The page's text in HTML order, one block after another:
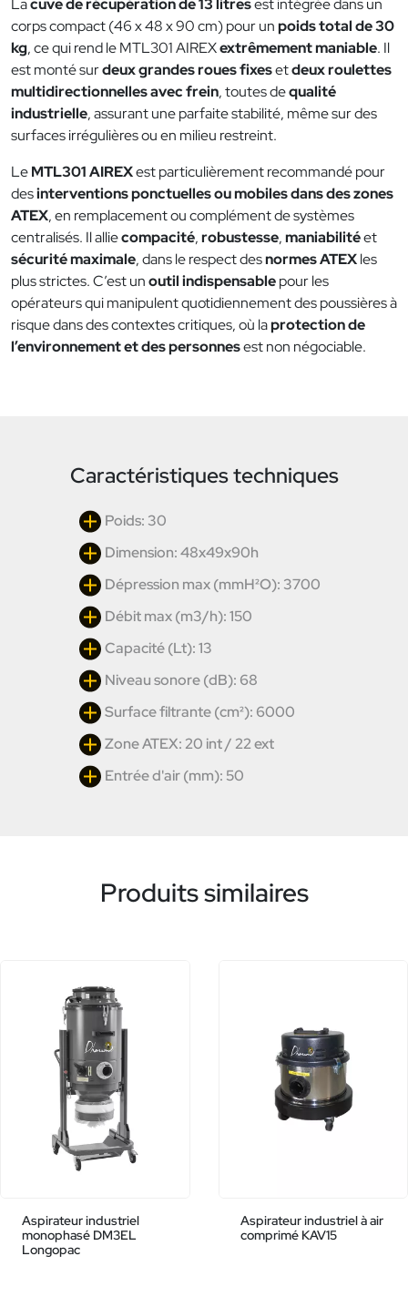
Lacuve de récupération de 13 litresest intégrée dans un
corps compact (46 x 48 x 90 cm) pour unpoids total de 30
kg, ce qui rend le MTL301 AIREXextrêmement maniable. Il
est monté surdeux grandes roues fixesetdeux roulettes
multidirectionnelles avec frein, toutes dequalité
industrielle, assurant une parfaite stabilité, même sur des
surfaces irrégulières ou en milieu restreint.
LeMTL301 AIREXest particulièrement recommandé pour
desinterventions ponctuelles ou mobiles dans des zones
ATEX, en remplacement ou complément de systèmes
centralisés. Il alliecompacité,robustesse,maniabilitéet
sécurité maximale, dans le respect desnormes ATEXles
plus strictes. C’est unoutil indispensablepour les
opérateurs qui manipulent quotidiennement des poussières à
risque dans des contextes critiques, où laprotection de
l’environnement et des personnesest non négociable.
Caractéristiques techniques
Poids: 30
Dimension: 48x49x90h
Dépression max (mmH²O): 3700
Débit max (m3/h): 150
Capacité (Lt): 13
Niveau sonore (dB): 68
Surface filtrante (cm²): 6000
Zone ATEX: 20 int / 22 ext
Entrée d'air (mm): 50
Produits similaires
Aspirateur industriel
monophasé DM3EL
Longopac
Aspirateur industriel à air
comprimé KAV15